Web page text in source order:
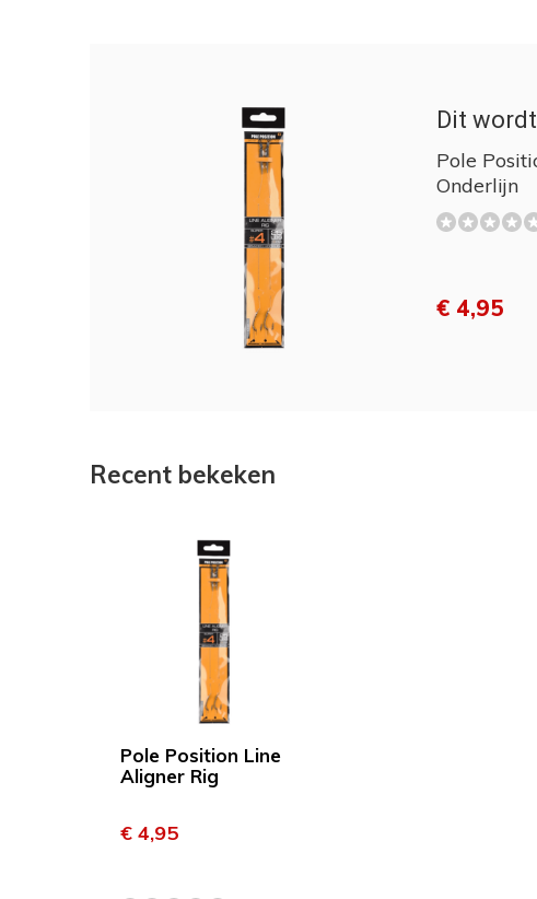
Dit
Pole
Onderlijn
€ 4,95
Recent bekeken
Pole Position Line
Aligner Rig
€ 4,95